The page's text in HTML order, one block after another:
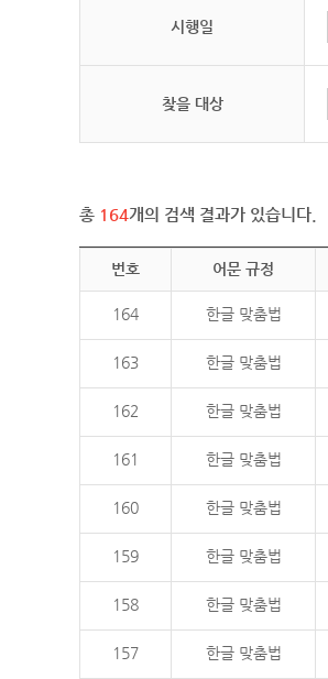
시행일
찾을 대상
총 164개의 검색 결과가 있습니다.
번호 어문 규정
164 한글 맞춤법
163 한글 맞춤법
162 한글 맞춤법
161 한글 맞춤법
160 한글 맞춤법
159 한글 맞춤법
158 한글 맞춤법
157 한글 맞춤법